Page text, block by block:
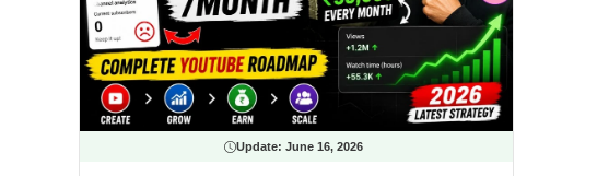
Update: June 16, 2026